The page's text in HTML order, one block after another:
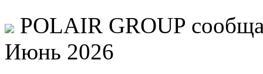
POLAIR GROUP
Июнь 2026